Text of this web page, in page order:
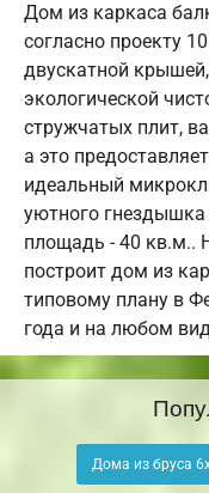
Дом из каркаса
согласно проекту
двускатной
экологической
стружчатых плит,
а это
идеальный
уютного
площадь - 40 кв.м..
построит дом из
типовому плану в
года и на любом
Дома из бруса